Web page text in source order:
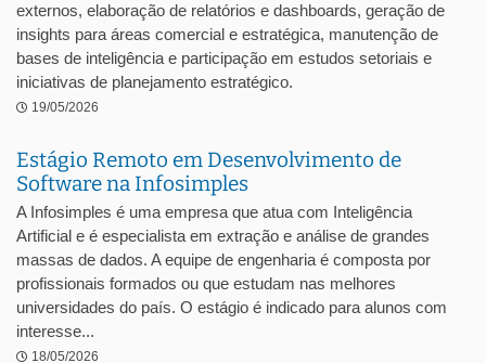
externos, elaboração de relatórios e dashboards, geração de
insights para áreas comercial e estratégica, manutenção de
bases de inteligência e participação em estudos setoriais e
iniciativas de planejamento estratégico.
19/05/2026
Estágio Remoto em Desenvolvimento de
Software na Infosimples
A Infosimples é uma empresa que atua com Inteligência
Artificial e é especialista em extração e análise de grandes
massas de dados. A equipe de engenharia é composta por
profissionais formados ou que estudam nas melhores
universidades do país. O estágio é indicado para alunos com
interesse...
18/05/2026